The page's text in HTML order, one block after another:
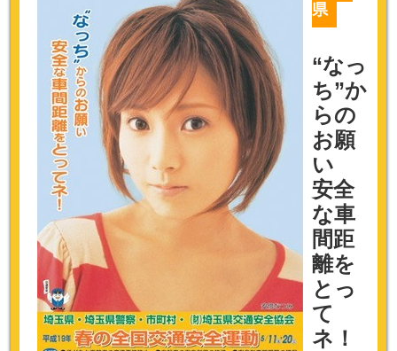
県
“なっ
ち”か
らの
お願
い
安全
な車
間距
離を
とっ
て
ネ！